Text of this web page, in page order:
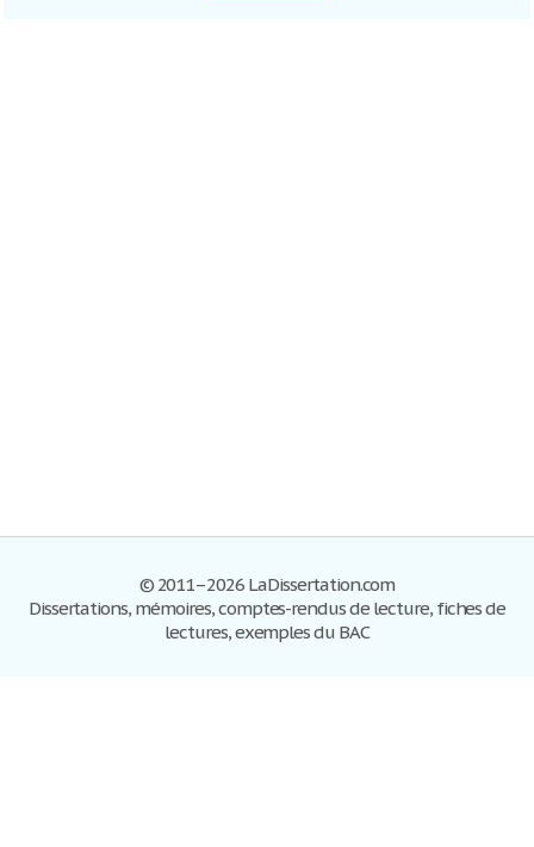
© 2011–2026 LaDissertation.com
Dissertations, mémoires, comptes-rendus de lecture, fiches de
lectures, exemples du BAC